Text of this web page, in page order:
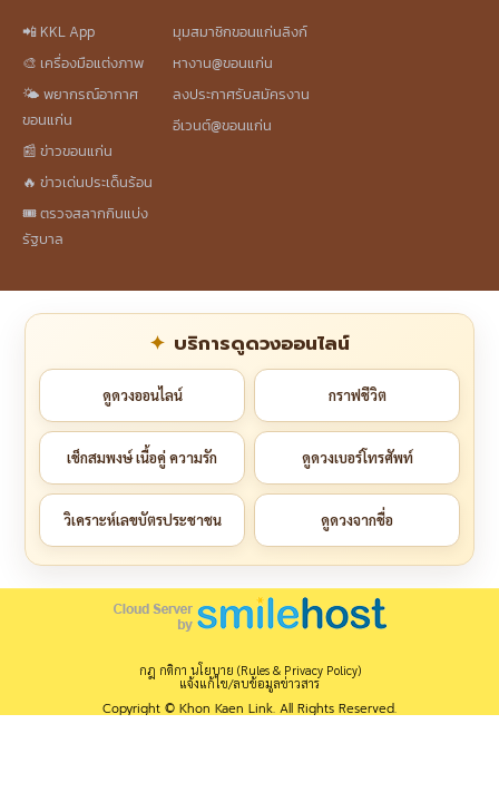
📲 KKL App
🎨 เครื่องมือแต่งภาพ
🌤️ พยากรณ์อากาศ
ขอนแก่น
📰 ข่าวขอนแก่น
🔥 ข่าวเด่นประเด็นร้อน
🎟️ ตรวจสลากกินแบ่ง
รัฐบาล
มุมสมาชิกขอนแก่นลิงก์
หางาน@ขอนแก่น
ลงประกาศรับสมัครงาน
อีเวนต์@ขอนแก่น
บริการดูดวงออนไลน์
ดูดวงออนไลน์ กราฟชีวิต
เช็กสมพงษ์ เนื้อคู่ ความรัก ดูดวงเบอร์โทรศัพท์
วิเคราะห์เลขบัตรประชาชน ดูดวงจากชื่อ
กฎ กติกา นโยบาย (Rules & Privacy Policy)
แจ้งแก้ไข/ลบข้อมูลข่าวสาร
Copyright © Khon Kaen Link. All Rights Reserved.